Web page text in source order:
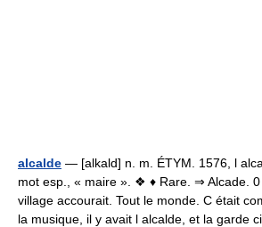
alcalde — [alkald] n. m. ÉTYM. 1576, l
mot esp., « maire ». ❖ ♦ Rare. ⇒ Alcade.
village accourait. Tout le monde. C était
la musique, il y avait l alcalde, et la